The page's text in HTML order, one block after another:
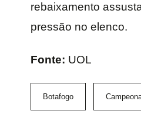
rebaixamento
pressão no elenco.
Fonte: UOL
Botafogo